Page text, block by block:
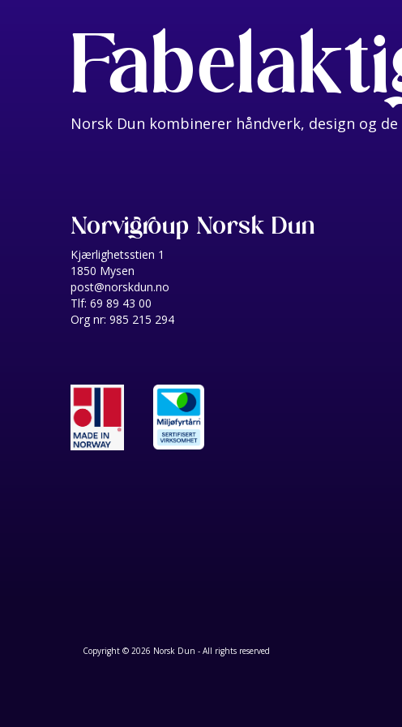
Norsk Dun kombinerer håndverk, design og
Norvigroup Norsk Dun
Kjærlighetsstien 1
1850 Mysen
post@norskdun.no
Tlf: 69 89 43 00
Org nr: 985 215 294
Copyright © 2026 Norsk Dun - All rights reserved